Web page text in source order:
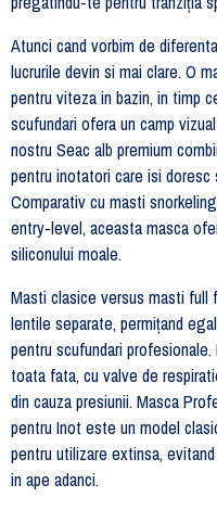
Atunci cand vorbim de
lucrurile devin si mai clare. O
pentru viteza in bazin, in timp
scufundari ofera un camp
nostru Seac alb premium
pentru inotatori care isi
Comparativ cu masti
entry-level, aceasta masca
siliconului moale.
Masti clasice versus masti full
lentile separate, permițand
pentru scufundari
toata fata, cu valve de
din cauza presiunii. Masca
pentru Inot este un model
pentru utilizare extinsa,
in ape adanci.